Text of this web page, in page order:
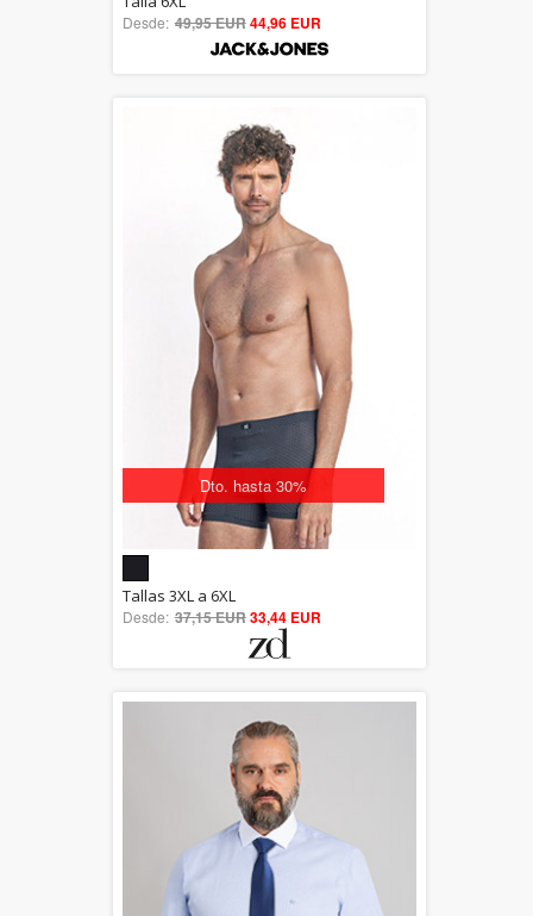
out of 5
Desde: 49,95 EUR44,96 EUR
Dto. hasta 30%
5.00
out of 5
Tallas 3XL a 6XL
Desde: 37,15 EUR33,44 EUR